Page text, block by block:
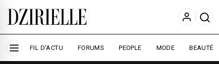
Nous utilisons des cookies pour améliorer votre
expérience et mesurer l'audience.
En savoir plus
Accepter tout Personnaliser
FIL D'ACTU FORUMS PEOPLE MODE BEAUTÉ
Forums